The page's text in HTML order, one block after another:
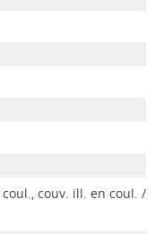
couv. ill. en coul. /